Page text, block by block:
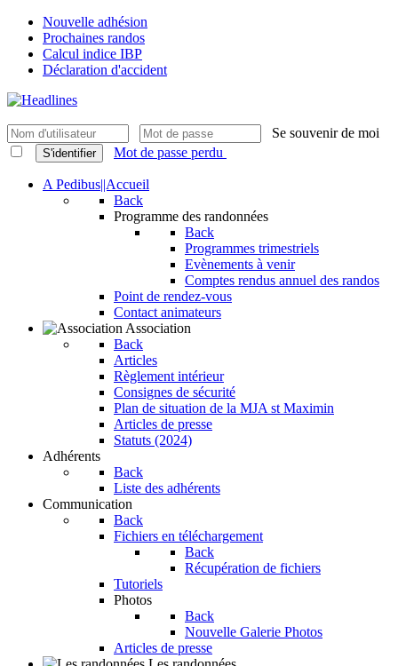
Nouvelle adhésion
Prochaines randos
Calcul indice IBP
Déclaration d'accident
Se souvenir de moi
S'identifier Mot de passe perdu
A Pedibus||Accueil
Back
Programme des randonnées
Back
Programmes trimestriels
Evènements à venir
Comptes rendus annuel des randos
Point de rendez-vous
Contact animateurs
Association
Back
Articles
Règlement intérieur
Consignes de sécurité
Plan de situation de la MJA st Maximin
Articles de presse
Statuts (2024)
Adhérents
Back
Liste des adhérents
Communication
Back
Fichiers en téléchargement
Back
Récupération de fichiers
Tutoriels
Photos
Back
Nouvelle Galerie Photos
Articles de presse